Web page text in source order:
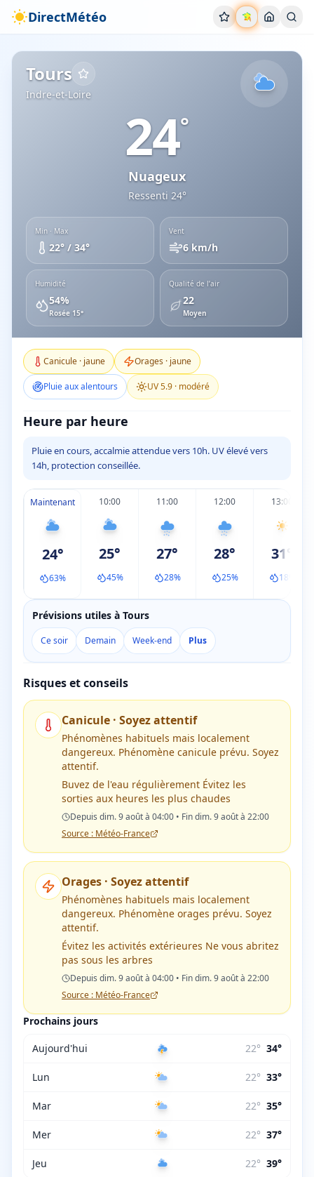
DirectMétéo
Indre-et-Loire
Conditions actuelles
Tours
Indre-et-Loire
24°
Nuageux
Ressenti 24°
Min · Max
22° / 34°
Vent
6 km/h
Humidité
54%
Rosée 15°
Qualité de l’air
22
Moyen
Canicule · jaune Orages · jaune
Pluie aux alentours UV5.9 · modéré
Heure par heure
Pluie en cours, accalmie attendue vers 10h. UV élevé vers
14h, protection conseillée.
Maintenant
24°
63%
10:00
25°
45%
11:00
27°
28%
12:00
28°
25%
13:00
31°
18
Prévisions utiles à Tours
Ce soir Demain Week-end Plus
Risques et conseils
Canicule · Soyez attentif
Phénomènes habituels mais localement
dangereux. Phénomène canicule prévu. Soyez
attentif.
Buvez de l'eau régulièrement Évitez les
sorties aux heures les plus chaudes
Depuis dim. 9 août à 04:00 • Fin dim. 9 août à 22:00
Source : Météo-France
Orages · Soyez attentif
Phénomènes habituels mais localement
dangereux. Phénomène orages prévu. Soyez
attentif.
Évitez les activités extérieures Ne vous abritez
pas sous les arbres
Depuis dim. 9 août à 04:00 • Fin dim. 9 août à 22:00
Source : Météo-France
Prochains jours
Aujourd'hui 22° 34°
Lun 22° 33°
Mar 22° 35°
Mer 22° 37°
Jeu 22° 39°